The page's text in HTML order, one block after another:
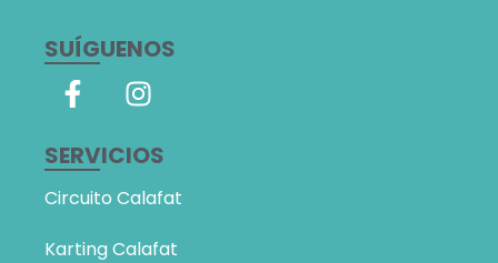
SUÍGUENOS
SERVICIOS
Circuito Calafat
Karting Calafat